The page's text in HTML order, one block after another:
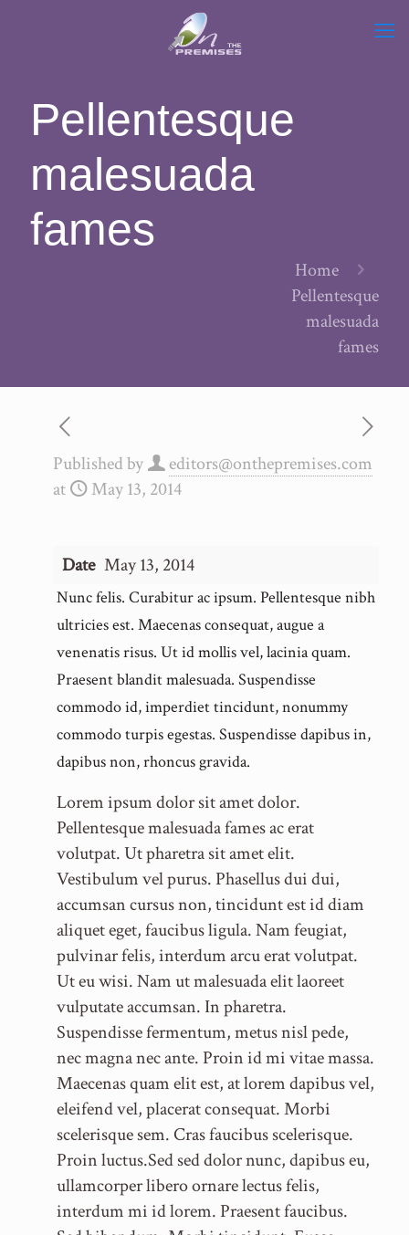
Pellentesque
malesuada
fames
Home
Pellentesque
malesuada
fames
Published by
editors@onthepremises.com
at
May 13, 2014
Date May 13, 2014
Nunc felis. Curabitur ac ipsum. Pellentesque nibh
ultricies est. Maecenas consequat, augue a
venenatis risus. Ut id mollis vel, lacinia quam.
Praesent blandit malesuada. Suspendisse
commodo id, imperdiet tincidunt, nonummy
commodo turpis egestas. Suspendisse dapibus in,
dapibus non, rhoncus gravida.
Lorem ipsum dolor sit amet dolor.
Pellentesque malesuada fames ac erat
volutpat. Ut pharetra sit amet elit.
Vestibulum vel purus. Phasellus dui dui,
accumsan cursus non, tincidunt est id diam
aliquet eget, faucibus ligula. Nam feugiat,
pulvinar felis, interdum arcu erat volutpat.
Ut eu wisi. Nam ut malesuada elit laoreet
vulputate accumsan. In pharetra.
Suspendisse fermentum, metus nisl pede,
nec magna nec ante. Proin id mi vitae massa.
Maecenas quam elit est, at lorem dapibus vel,
eleifend vel, placerat consequat. Morbi
scelerisque sem. Cras faucibus scelerisque.
Proin luctus.Sed sed dolor nunc, dapibus eu,
ullamcorper libero ornare lectus felis,
interdum mi id lorem. Praesent faucibus.